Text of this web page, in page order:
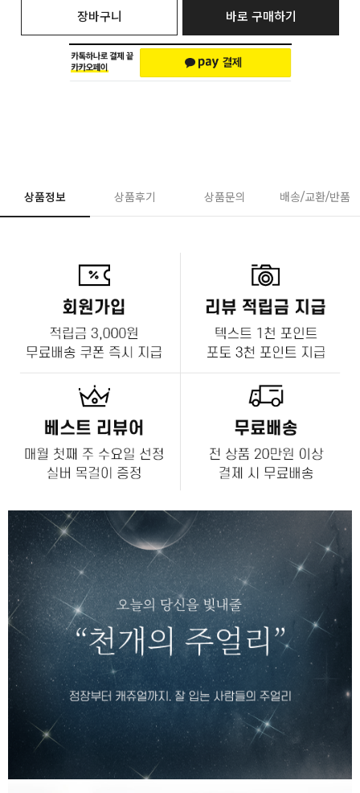
장바구니 바로 구매하기
상품정보 상품후기 상품문의 배송/교환/반품